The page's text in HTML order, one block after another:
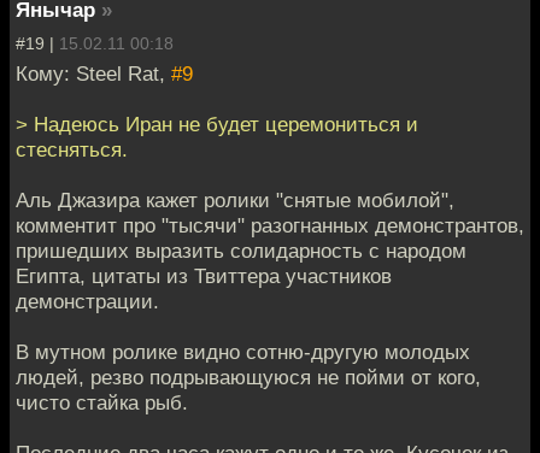
Янычар »
#19 | 15.02.11 00:18
Кому: Steel Rat, #9
> Надеюсь Иран не будет церемониться и
стесняться.
Аль Джазира кажет ролики "снятые мобилой",
комментит про "тысячи" разогнанных демонстрантов,
пришедших выразить солидарность с народом
Египта, цитаты из Твиттера участников
демонстрации.
В мутном ролике видно сотню-другую молодых
людей, резво подрывающуюся не пойми от кого,
чисто стайка рыб.